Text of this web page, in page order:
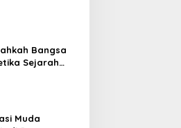
Bangsa
Sejarah
Muda